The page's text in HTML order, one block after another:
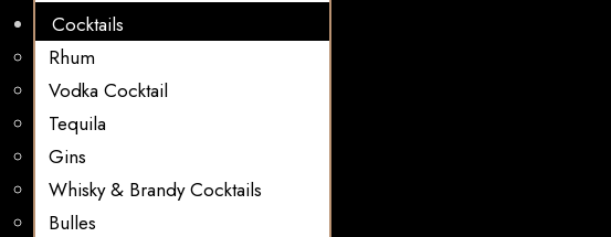
Cocktails
Rhum
Vodka Cocktail
Tequila
Gins
Whisky & Brandy Cocktails
Bulles